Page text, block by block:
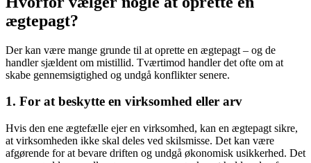
ægtepagt?
Der kan være mange grunde til at oprette en ægtepagt – og de
handler sjældent om mistillid. Tværtimod handler det ofte om at
skabe gennemsigtighed og undgå konflikter senere.
1. For at beskytte en virksomhed eller arv
Hvis den ene ægtefælle ejer en virksomhed, kan en ægtepagt sikre,
at virksomheden ikke skal deles ved skilsmisse. Det kan være
afgørende for at bevare driften og undgå økonomisk usikkerhed. Det